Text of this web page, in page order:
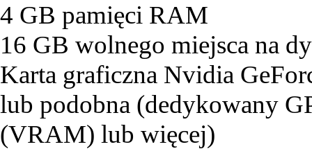
4 GB pamięci RAM
16 GB wolnego miejsca na
Karta graficzna Nvidia
lub podobna (dedykowany
(VRAM) lub więcej)